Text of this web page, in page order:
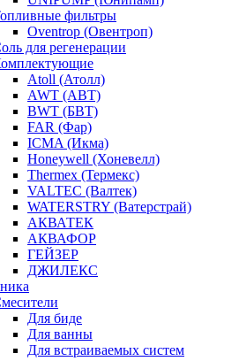
фильтры
Oventrop (Овентроп)
для регенерации
Atoll (Атолл)
AWT (АВТ)
BWT (БВТ)
FAR (Фар)
ICMA (Икма)
Honeywell (Хоневелл)
Thermex (Термекс)
VALTEC (Валтек)
WATERSTRY (Ватерстрай)
АКВАТЕК
АКВАФОР
ГЕЙЗЕР
ДЖИЛЕКС
Для биде
Для ванны
Для встраиваемых систем